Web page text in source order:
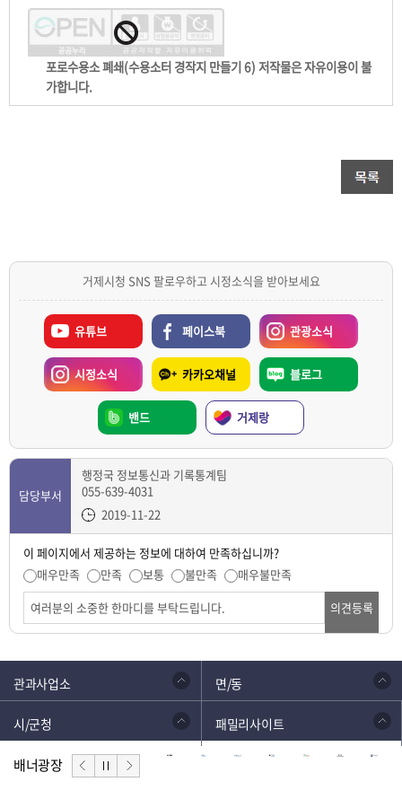
포로수용소 폐쇄(수용소터 경작지 만들기 6) 저작물은 자유이용이 불
가합니다.
거제시청 SNS 팔로우하고 시정소식을 받아보세요
유튜브 페이스북 관광소식
시정소식 카카오채널 블로그
밴드 거제랑
담당부서
행정국 정보통신과 기록통계팀
055-639-4031
2019-11-22
이 페이지에서 제공하는 정보에 대하여 만족하십니까?
매우만족
만족 보통 불만족
매우불만족
의견등록
관과사업소 면/동
시/군청 패밀리사이트
배너광장